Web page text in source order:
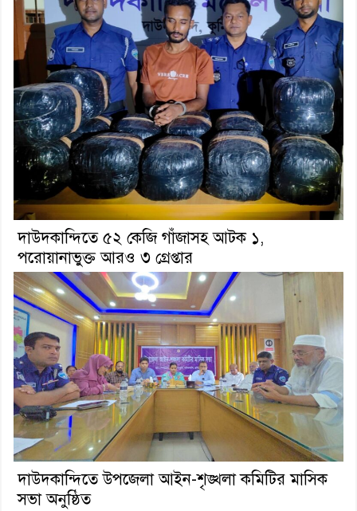
দাউদকান্দিতে ৫২ কেজি গাঁজাসহ আটক ১,
পরোয়ানাভুক্ত আরও ৩ গ্রেপ্তার
দাউদকান্দিতে উপজেলা আইন-শৃঙ্খলা কমিটির মাসিক
সভা অনুষ্ঠিত